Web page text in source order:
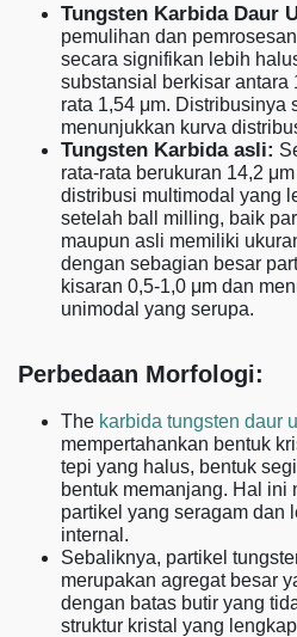
Tungsten Karbida Daur
pemulihan dan
secara signifikan lebih
substansial berkisar antara
rata 1,54 μm. Distribusinya
menunjukkan kurva
Tungsten Karbida asli:
rata-rata berukuran 14,2
distribusi multimodal yang
setelah ball milling, baik
maupun asli memiliki
dengan sebagian besar
kisaran 0,5-1,0 μm dan
unimodal yang serupa.
Perbedaan Morfologi:
The karbida tungsten daur
mempertahankan bentuk
tepi yang halus, bentuk
bentuk memanjang. Hal ini
partikel yang seragam dan
internal.
Sebaliknya, partikel
merupakan agregat besar
dengan batas butir yang
struktur kristal yang